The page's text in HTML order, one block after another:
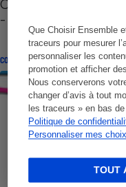
Que Choisir Ensemble
traceurs pour mesurer
personnaliser les
promotion et afficher
Nous conserverons
changer d’avis à tout
les traceurs » en bas
Politique de
Personnaliser mes choix
TOUT
Cafetière à
- Premières
CONSEILS